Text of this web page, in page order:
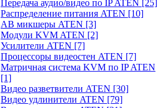
Передача аудио/видео по IP ATEN [25]
Распределение питания ATEN [10]
АВ микшеры ATEN [3]
Модули KVM ATEN [2]
Усилители ATEN [7]
Процессоры видеостен ATEN [7]
Матричная система KVM по IP ATEN
[1]
Видео разветвители ATEN [30]
Видео удлинители ATEN [79]